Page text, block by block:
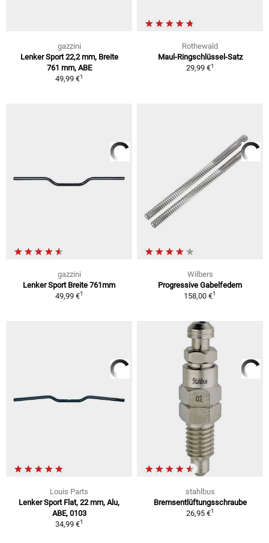
gazzini
Lenker Sport 22,2 mm, Breite
761 mm, ABE
49,99 €1
Rothewald
Maul-Ringschlüssel-Satz
29,99 €1
gazzini
Lenker Sport Breite 761mm
49,99 €1
Wilbers
Progressive Gabelfedern
158,00 €1
Louis Parts
Lenker Sport Flat, 22 mm, Alu,
ABE, 0103
34,99 €1
stahlbus
Bremsentlüftungsschraube
26,95 €1